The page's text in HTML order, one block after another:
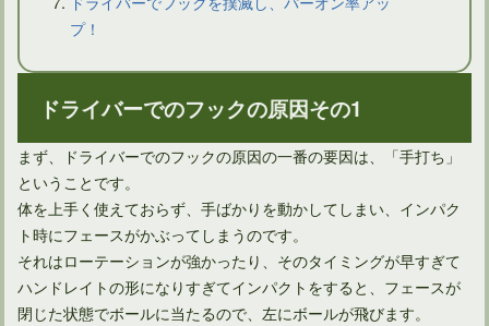
ドライバーのセットアップはスクエアフェースとは限らない
プ！
ドライバーでのフックの原因その1
まず、ドライバーでのフックの原因の一番の要因は、「手打ち」
ということです。
体を上手く使えておらず、手ばかりを動かしてしまい、インパク
ト時にフェースがかぶってしまうのです。
それはローテーションが強かったり、そのタイミングが早すぎて
ハンドレイトの形になりすぎてインパクトをすると、フェースが
閉じた状態でボールに当たるので、左にボールが飛びます。